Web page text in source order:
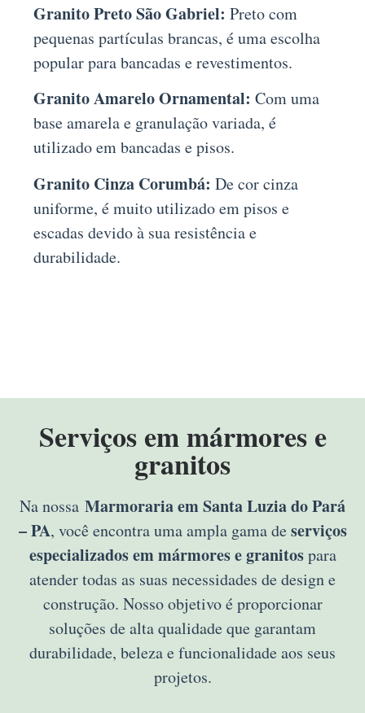
Granito Preto São Gabriel: Preto com
pequenas partículas brancas, é uma escolha
popular para bancadas e revestimentos.
Granito Amarelo Ornamental: Com uma
base amarela e granulação variada, é
utilizado em bancadas e pisos.
Granito Cinza Corumbá: De cor cinza
uniforme, é muito utilizado em pisos e
escadas devido à sua resistência e
durabilidade.
Serviços em mármores e
granitos
Na nossa Marmoraria em Santa Luzia do Pará
– PA, você encontra uma ampla gama de serviços
especializados em mármores e granitospara
atender todas as suas necessidades de design e
construção. Nosso objetivo é proporcionar
soluções de alta qualidade que garantam
durabilidade, beleza e funcionalidade aos seus
projetos.